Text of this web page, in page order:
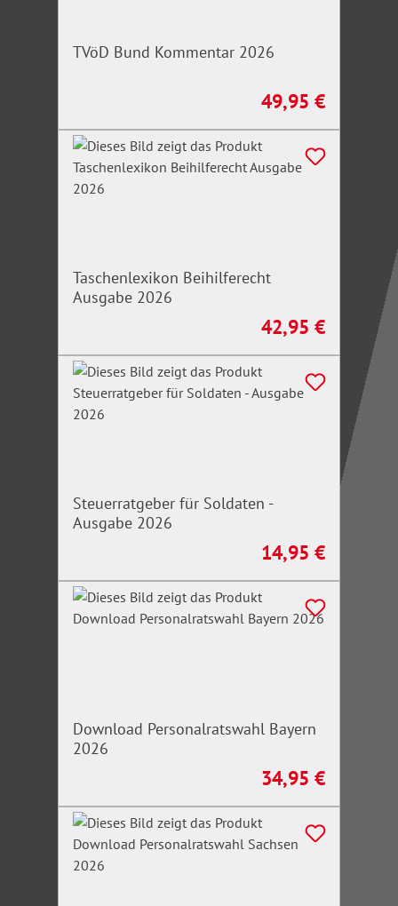
TVöD Bund Kommentar 2026
Regulärer Preis:
49,95 €
Taschenlexikon Beihilferecht
Ausgabe 2026
Regulärer Preis:
42,95 €
Steuerratgeber für Soldaten -
Ausgabe 2026
Regulärer Preis:
14,95 €
Download Personalratswahl Bayern
2026
Regulärer Preis:
34,95 €